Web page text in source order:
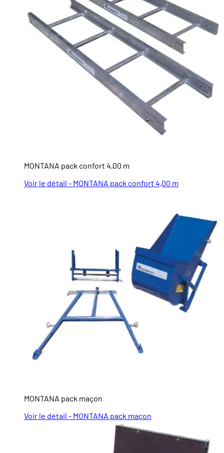
MONTANA pack confort 4,00 m
Voir le détail - MONTANA pack confort 4,00 m
MONTANA pack maçon
Voir le détail - MONTANA pack maçon